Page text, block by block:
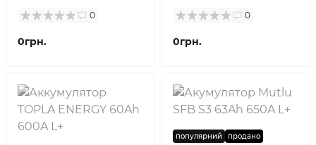
0
0грн.
0
0грн.
популярний продано